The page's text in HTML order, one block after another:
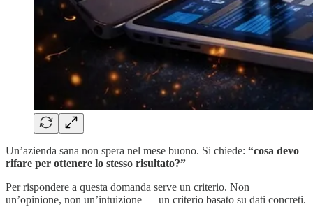
Un’azienda sana non spera nel mese buono. Si chiede: “cosa devo
rifare per ottenere lo stesso risultato?”
Per rispondere a questa domanda serve un criterio. Non
un’opinione, non un’intuizione — un criterio basato su dati concreti.